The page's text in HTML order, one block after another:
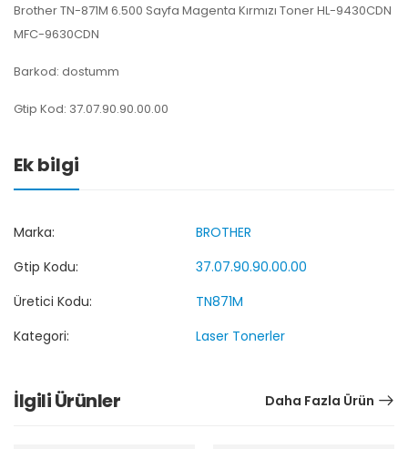
Brother TN-871M 6.500 Sayfa Magenta Kırmızı Toner HL-9430CDN
MFC-9630CDN
Barkod: dostumm
Gtip Kod: 37.07.90.90.00.00
Ek bilgi
Marka:
BROTHER
Gtip Kodu:
37.07.90.90.00.00
Üretici Kodu:
TN871M
Kategori:
Laser Tonerler
İlgili Ürünler Daha Fazla Ürün